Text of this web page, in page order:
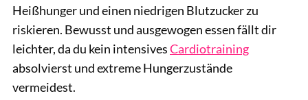
Heißhunger und einen niedrigen Blutzucker zu
riskieren. Bewusst und ausgewogen essen fällt dir
leichter, da du kein intensivesCardiotraining
absolvierst und extreme Hungerzustände
vermeidest.